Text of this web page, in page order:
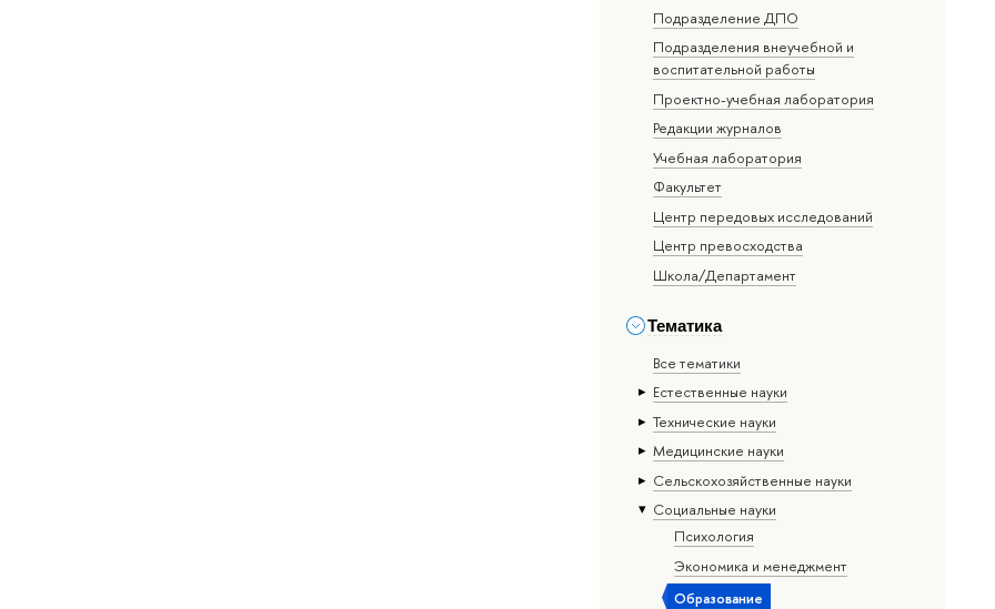
Подразделение ДПО
Подразделения внеучебной и
воспитательной работы
Проектно-учебная лаборатория
Редакции журналов
Учебная лаборатория
Факультет
Центр передовых исследований
Центр превосходства
Школа/Департамент
Тематика
Все тематики
Естественные науки
Тех­ничес­кие науки
Медицинские науки
Сельскохозяйственные науки
Социальные науки
Психология
Экономика и менеджмент
Образование